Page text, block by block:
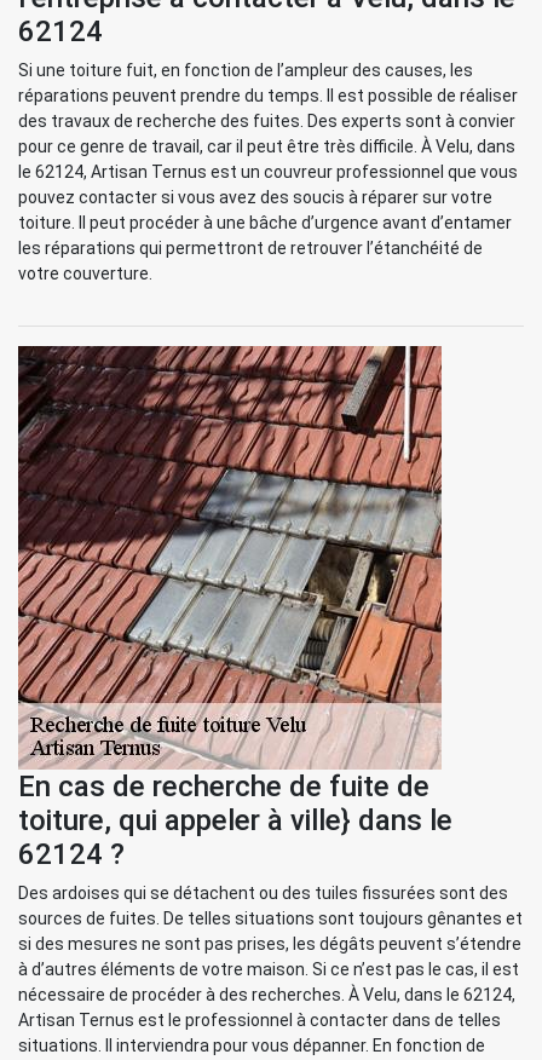
62124
Si une toiture fuit, en fonction de l’ampleur des causes, les
réparations peuvent prendre du temps. Il est possible de réaliser
des travaux de recherche des fuites. Des experts sont à convier
pour ce genre de travail, car il peut être très difficile. À Velu, dans
le 62124, Artisan Ternus est un couvreur professionnel que vous
pouvez contacter si vous avez des soucis à réparer sur votre
toiture. Il peut procéder à une bâche d’urgence avant d’entamer
les réparations qui permettront de retrouver l’étanchéité de
votre couverture.
En cas de recherche de fuite de
toiture, qui appeler à ville} dans le
62124 ?
Des ardoises qui se détachent ou des tuiles fissurées sont des
sources de fuites. De telles situations sont toujours gênantes et
si des mesures ne sont pas prises, les dégâts peuvent s’étendre
à d’autres éléments de votre maison. Si ce n’est pas le cas, il est
nécessaire de procéder à des recherches. À Velu, dans le 62124,
Artisan Ternus est le professionnel à contacter dans de telles
situations. Il interviendra pour vous dépanner. En fonction de